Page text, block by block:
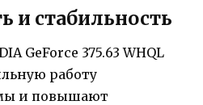
и стабильность
GeForce 375.63 WHQL
работу
и повышают